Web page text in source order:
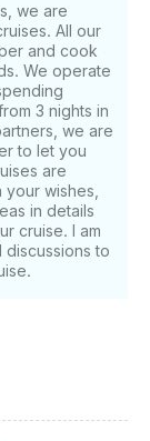
we are
All our
and cook
We operate
3 nights in
we are
to let you
are
wishes,
in details
cruise. I am
discussions to